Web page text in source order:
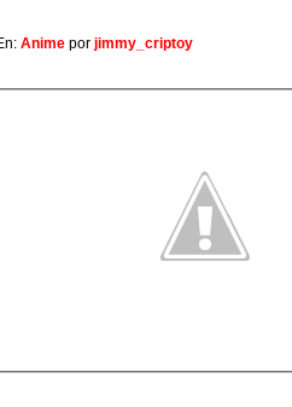
Anime por jimmy_criptoy